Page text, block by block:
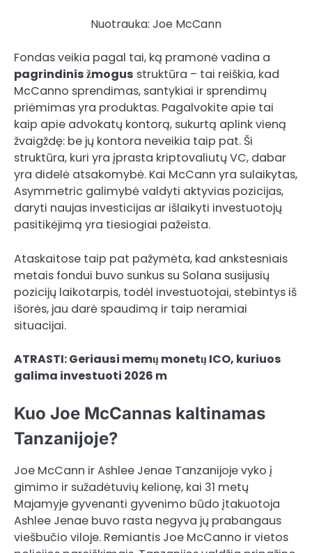
Nuotrauka: Joe McCann
Fondas veikia pagal tai, ką pramonė vadina a
pagrindinis žmogus struktūra – tai reiškia, kad
McCanno sprendimas, santykiai ir sprendimų
priėmimas yra produktas. Pagalvokite apie tai
kaip apie advokatų kontorą, sukurtą aplink vieną
žvaigždę: be jų kontora neveikia taip pat. Ši
struktūra, kuri yra įprasta kriptovaliutų VC, dabar
yra didelė atsakomybė. Kai McCann yra sulaikytas,
Asymmetric galimybė valdyti aktyvias pozicijas,
daryti naujas investicijas ar išlaikyti investuotojų
pasitikėjimą yra tiesiogiai pažeista.
Ataskaitose taip pat pažymėta, kad ankstesniais
metais fondui buvo sunkus su Solana susijusių
pozicijų laikotarpis, todėl investuotojai, stebintys iš
išorės, jau darė spaudimą ir taip neramiai
situacijai.
ATRASTI: Geriausi memų monetų ICO, kuriuos
galima investuoti 2026 m
Kuo Joe McCannas kaltinamas
Tanzanijoje?
Joe McCann ir Ashlee Jenae Tanzanijoje vyko į
gimimo ir sužadėtuvių kelionę, kai 31 metų
Majamyje gyvenanti gyvenimo būdo įtakuotoja
Ashlee Jenae buvo rasta negyva jų prabangaus
viešbučio viloje. Remiantis Joe McCanno ir vietos